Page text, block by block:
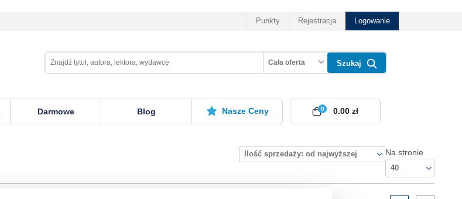
Punkty Rejestracja Logowanie
Cała oferta Szukaj
Darmowe Blog Nasze Ceny 0
0.00 zł
Ilość sprzedaży: od najwyższej Na stronie
40